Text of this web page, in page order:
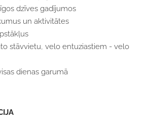
dzīves gadījumos
un aktivitātes
stāvvietu, velo entuziastiem - velo
dienas garumā